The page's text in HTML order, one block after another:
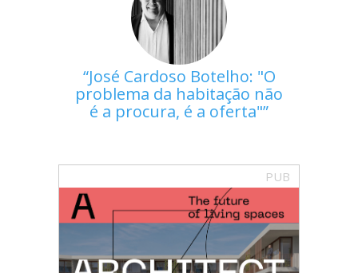
José Cardoso Botelho: "O
problema da habitação não
é a procura, é a oferta"
PUB